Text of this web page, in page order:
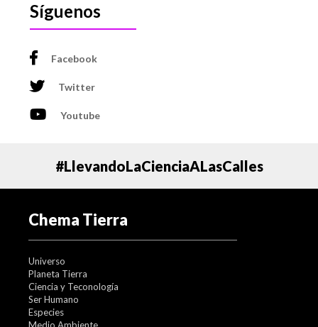
Síguenos
Facebook
Twitter
Youtube
#LlevandoLaCienciaALasCalles
Chema Tierra
Universo
Planeta Tierra
Ciencia y Teconología
Ser Humano
Especies